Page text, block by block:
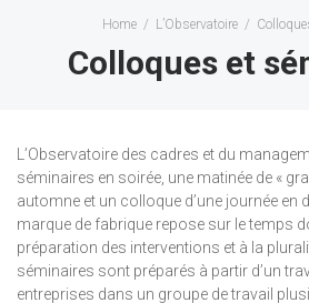
Home / L’Observatoire /
Colloques et
L’Observatoire des cadres et du
séminaires en soirée, une matinée de «
automne et un colloque d’une journée en
marque de fabrique repose sur le temps
préparation des interventions et à la
séminaires sont préparés à partir d’un
entreprises dans un groupe de travail